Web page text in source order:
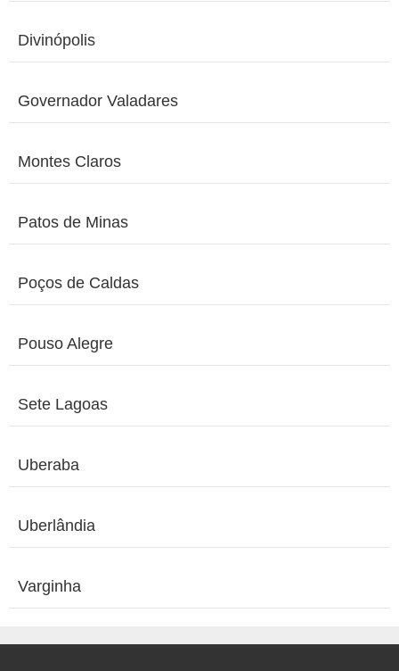
Divinópolis
Governador Valadares
Montes Claros
Patos de Minas
Poços de Caldas
Pouso Alegre
Sete Lagoas
Uberaba
Uberlândia
Varginha